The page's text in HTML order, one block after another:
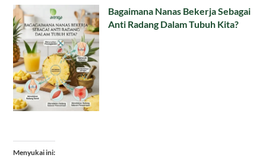
Bagaimana Nanas Bekerja Sebagai
Anti Radang Dalam Tubuh Kita?
Menyukai ini: